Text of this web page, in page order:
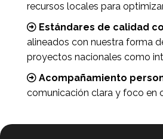
recursos locales para
Estándares de calidad
alineados con nuestra forma
proyectos nacionales como
Acompañamiento
comunicación clara y foco en